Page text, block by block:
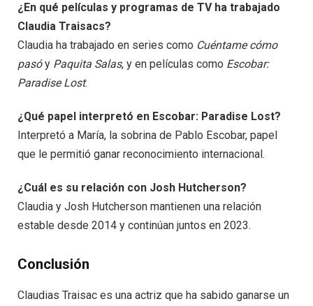
¿En qué películas y programas de TV ha trabajado
Claudia Traisacs?
Claudia ha trabajado en series como Cuéntame cómo
pasóy Paquita Salas, y en películas como Escobar:
Paradise Lost.
¿Qué papel interpretó en Escobar: Paradise Lost?
Interpretó a María, la sobrina de Pablo Escobar, papel
que le permitió ganar reconocimiento internacional.
¿Cuál es su relación con Josh Hutcherson?
Claudia y Josh Hutcherson mantienen una relación
estable desde 2014 y continúan juntos en 2023.
Conclusión
Claudias Traisac es una actriz que ha sabido ganarse un